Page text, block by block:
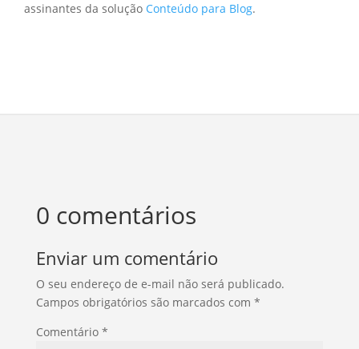
assinantes da solução Conteúdo para Blog.
0 comentários
Enviar um comentário
O seu endereço de e-mail não será publicado.
Campos obrigatórios são marcados com *
Comentário *